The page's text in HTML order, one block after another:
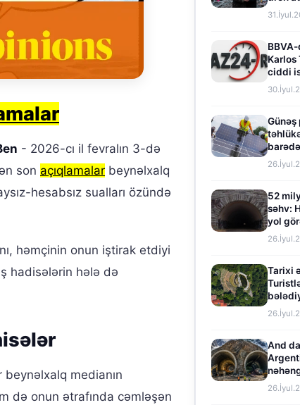
- 2026-cı il fevralın 3-də
son açıqlamalar beynəlxalq
hesabsız sualları özündə
həmçinin onun iştirak etdiyi
hadisələrin hələ də
medianın
də onun ətrafında cəmləşən
Karlos
ciddi
52
səhv:
yol
Tarixi
And